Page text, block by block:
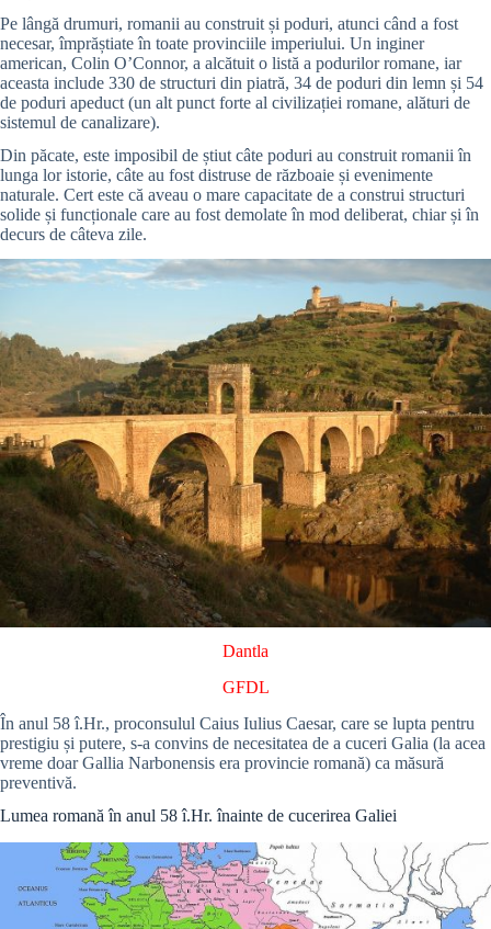
Pe lângă drumuri, romanii au construit și poduri, atunci când a fost
necesar, împrăștiate în toate provinciile imperiului. Un inginer
american, Colin O’Connor, a alcătuit o listă a podurilor romane, iar
aceasta include 330 de structuri din piatră, 34 de poduri din lemn și 54
de poduri apeduct (un alt punct forte al civilizației romane, alături de
sistemul de canalizare).
Din păcate, este imposibil de știut câte poduri au construit romanii în
lunga lor istorie, câte au fost distruse de războaie și evenimente
naturale. Cert este că aveau o mare capacitate de a construi structuri
solide și funcționale care au fost demolate în mod deliberat, chiar și în
decurs de câteva zile.
Dantla
GFDL
În anul 58 î.Hr., proconsulul Caius Iulius Caesar, care se lupta pentru
prestigiu și putere, s-a convins de necesitatea de a cuceri Galia (la acea
vreme doar Gallia Narbonensis era provincie romană) ca măsură
preventivă.
Lumea romană în anul 58 î.Hr. înainte de cucerirea Galiei